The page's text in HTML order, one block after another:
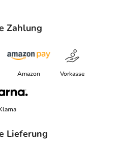
Zahlung
Amazon Vorkasse
Lieferung